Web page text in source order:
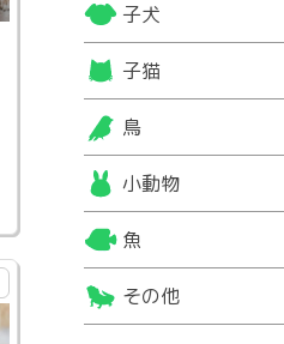
子犬
子猫
鳥
小動物
魚
その他